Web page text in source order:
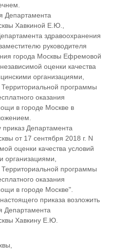
Департамента
Хавкиной Е.Ю.,
здравоохранения
руководителя
города Москвы Ефремовой
оценки качества
организациями,
программы
оказания
в городе Москве в
Департамента
от 17 сентября 2018 г. N
оценки качества условий
организациями,
программы
оказания
в городе Москве".
приказа возложить
Департамента
Хавкину Е.Ю.